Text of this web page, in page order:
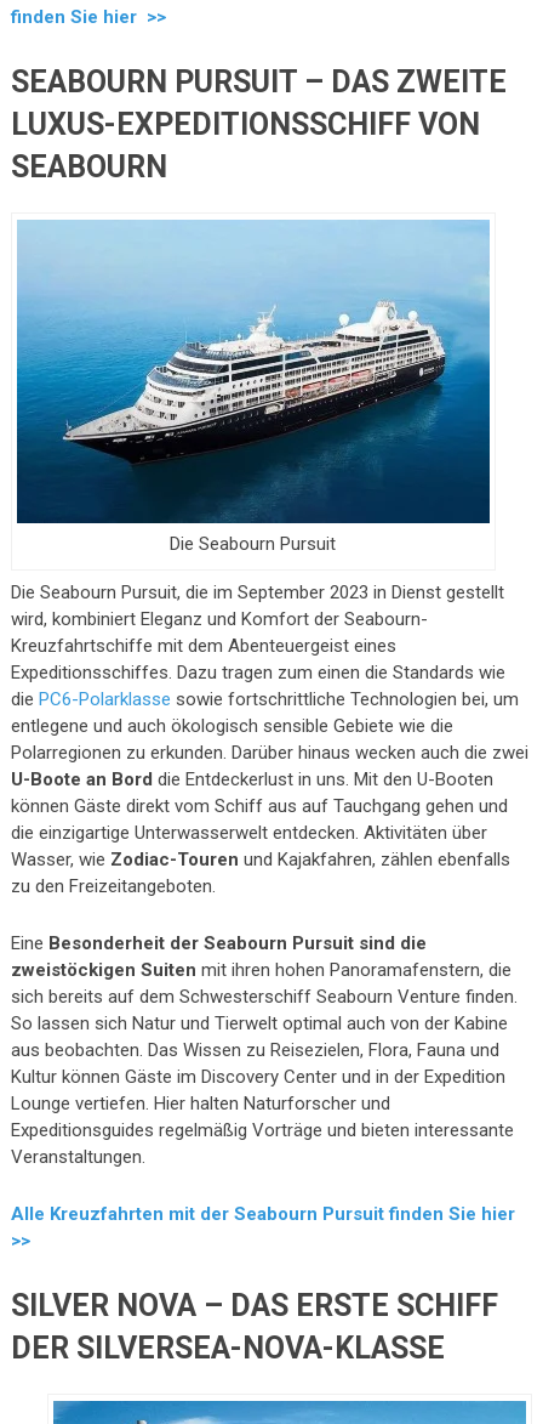
finden Sie hier >>
SEABOURN PURSUIT – DAS ZWEITE
LUXUS-EXPEDITIONSSCHIFF VON
SEABOURN
Die Seabourn Pursuit
Die Seabourn Pursuit, die im September 2023 in Dienst gestellt
wird, kombiniert Eleganz und Komfort der Seabourn-
Kreuzfahrtschiffe mit dem Abenteuergeist eines
Expeditionsschiffes. Dazu tragen zum einen die Standards wie
die PC6-Polarklasse sowie fortschrittliche Technologien bei, um
entlegene und auch ökologisch sensible Gebiete wie die
Polarregionen zu erkunden. Darüber hinaus wecken auch die zwei
U-Boote an Bord die Entdeckerlust in uns. Mit den U-Booten
können Gäste direkt vom Schiff aus auf Tauchgang gehen und
die einzigartige Unterwasserwelt entdecken. Aktivitäten über
Wasser, wie Zodiac-Touren und Kajakfahren, zählen ebenfalls
zu den Freizeitangeboten.
Eine Besonderheit der Seabourn Pursuit sind die
zweistöckigen Suiten mit ihren hohen Panoramafenstern, die
sich bereits auf dem Schwesterschiff Seabourn Venture finden.
So lassen sich Natur und Tierwelt optimal auch von der Kabine
aus beobachten. Das Wissen zu Reisezielen, Flora, Fauna und
Kultur können Gäste im Discovery Center und in der Expedition
Lounge vertiefen. Hier halten Naturforscher und
Expeditionsguides regelmäßig Vorträge und bieten interessante
Veranstaltungen.
Alle Kreuzfahrten mit der Seabourn Pursuit finden Sie hier
>>
SILVER NOVA – DAS ERSTE SCHIFF
DER SILVERSEA-NOVA-KLASSE